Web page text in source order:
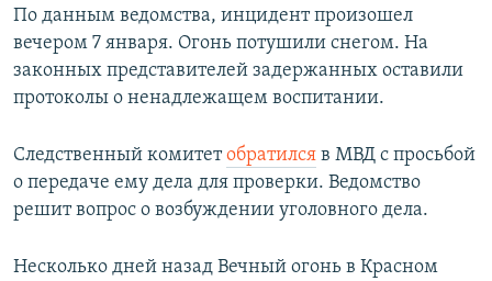
По данным ведомства, инцидент произошел
вечером 7 января. Огонь потушили снегом. На
законных представителей задержанных оставили
протоколы о ненадлежащем воспитании.
Следственный комитетобратился в МВД с просьбой
о передаче ему дела для проверки. Ведомство
решит вопрос о возбуждении уголовного дела.
Несколько дней назад Вечный огонь в Красном